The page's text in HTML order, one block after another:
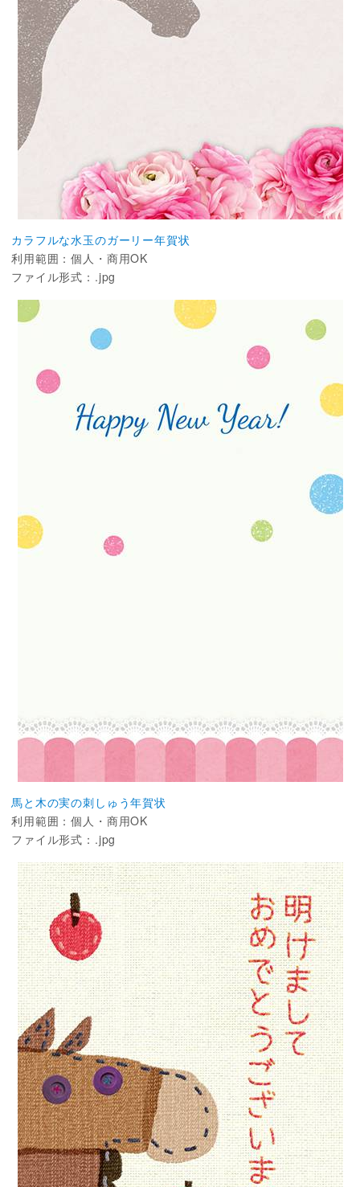
カラフルな水玉のガーリー年賀状
利用範囲：個人・商用OK
ファイル形式：.jpg
馬と木の実の刺しゅう年賀状
利用範囲：個人・商用OK
ファイル形式：.jpg